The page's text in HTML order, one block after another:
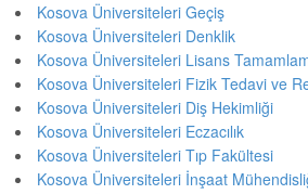
Kosova Üniversiteleri Geçiş
Kosova Üniversiteleri Denklik
Kosova Üniversiteleri Lisans
Kosova Üniversiteleri Fizik Tedavi ve
Kosova Üniversiteleri Diş Hekimliği
Kosova Üniversiteleri Eczacılık
Kosova Üniversiteleri Tıp Fakültesi
Kosova Üniversiteleri İnşaat